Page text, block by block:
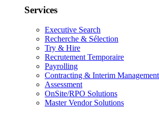
Services
Executive Search
Recherche & Sélection
Try & Hire
Recrutement Temporaire
Payrolling
Contracting & Interim Management
Assessment
OnSite/RPO Solutions
Master Vendor Solutions